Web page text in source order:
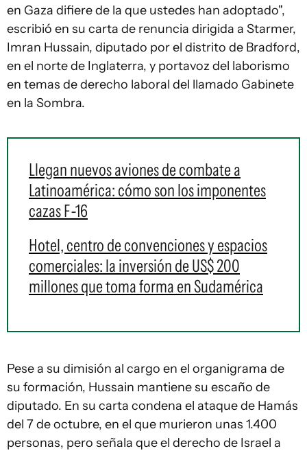
en Gaza difiere de la que ustedes han adoptado",
escribió en su carta de renuncia dirigida a Starmer,
Imran Hussain, diputado por el distrito de Bradford,
en el norte de Inglaterra, y portavoz del laborismo
en temas de derecho laboral del llamado Gabinete
en la Sombra.
Llegan nuevos aviones de combate a
Latinoamérica: cómo son los imponentes
cazas F-16
Hotel, centro de convenciones y espacios
comerciales: la inversión de US$ 200
millones que toma forma en Sudamérica
Pese a su dimisión al cargo en el organigrama de
su formación, Hussain mantiene su escaño de
diputado. En su carta condena el ataque de Hamás
del 7 de octubre, en el que murieron unas 1.400
personas, pero señala que el derecho de Israel a